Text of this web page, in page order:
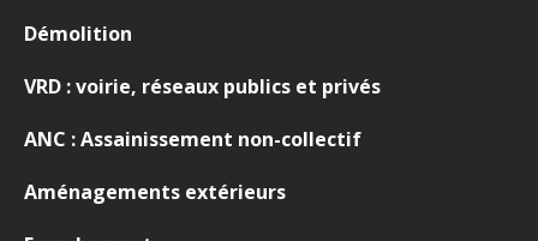
Démolition
VRD : voirie, réseaux publics et privés
ANC : Assainissement non-collectif
Aménagements extérieurs